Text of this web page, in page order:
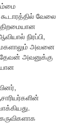
வேலை
நிரப்பி,
அவனை
தேவன் அவனுக்கு